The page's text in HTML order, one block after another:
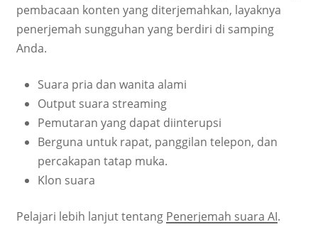
pembacaan konten yang diterjemahkan, layaknya
penerjemah sungguhan yang berdiri di samping
Anda.
Suara pria dan wanita alami
Output suara streaming
Pemutaran yang dapat diinterupsi
Berguna untuk rapat, panggilan telepon, dan
percakapan tatap muka.
Klon suara
Pelajari lebih lanjut tentang Penerjemah suara AI.